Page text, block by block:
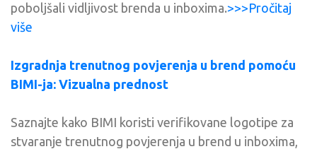
poboljšali vidljivost brenda u inboxima.>>>Pročitaj
više
Izgradnja trenutnog povjerenja u brend pomoću
BIMI-ja: Vizualna prednost
Saznajte kako BIMI koristi verifikovane logotipe za
stvaranje trenutnog povjerenja u brend u inboxima,